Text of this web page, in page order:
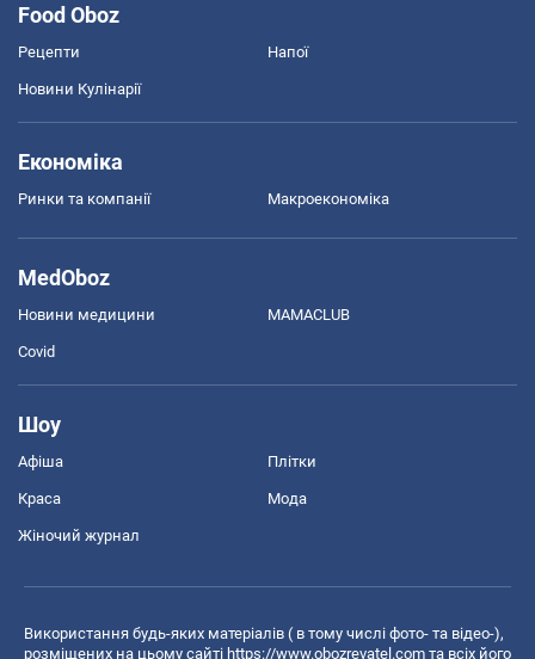
Food Oboz
Рецепти Напої
Новини Кулінарії
Економіка
Ринки та компанії Макроекономіка
MedOboz
Новини медицини MAMACLUB
Covid
Шоу
Афіша Плітки
Краса Мода
Жіночий журнал
Використання будь-яких матеріалів ( в тому числі фото- та відео-),
розміщених на цьому сайті https://www.obozrevatel.com та всіх його